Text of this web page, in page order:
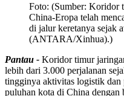
Foto: (Sumber: Koridor
China-Eropa telah
di jalur keretanya sejak
(ANTARA/Xinhua).)
Pantau - Koridor timur
lebih dari 3.000 perjalanan
tingginya aktivitas logistik dan
puluhan kota di China dengan